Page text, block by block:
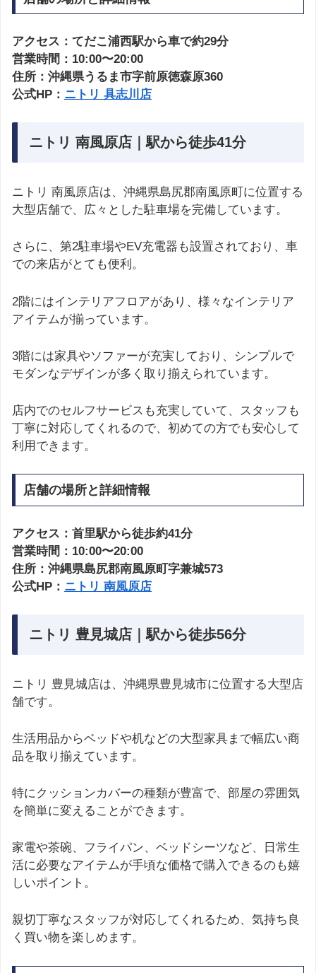
アクセス：てだこ浦西駅から車で約29分
営業時間：10:00〜20:00
住所：沖縄県うるま市字前原徳森原360
公式HP： ニトリ 具志川店
ニトリ 南風原店｜駅から徒歩41分
ニトリ 南風原店は、沖縄県島尻郡南風原町に位置する
大型店舗で、広々とした駐車場を完備しています。
さらに、第2駐車場やEV充電器も設置されており、車
での来店がとても便利。
2階にはインテリアフロアがあり、様々なインテリア
アイテムが揃っています。
3階には家具やソファーが充実しており、シンプルで
モダンなデザインが多く取り揃えられています。
店内でのセルフサービスも充実していて、スタッフも
丁寧に対応してくれるので、初めての方でも安心して
利用できます。
店舗の場所と詳細情報
アクセス：首里駅から徒歩約41分
営業時間：10:00〜20:00
住所：沖縄県島尻郡南風原町字兼城573
公式HP： ニトリ 南風原店
ニトリ 豊見城店｜駅から徒歩56分
ニトリ 豊見城店は、沖縄県豊見城市に位置する大型店
舗です。
生活用品からベッドや机などの大型家具まで幅広い商
品を取り揃えています。
特にクッションカバーの種類が豊富で、部屋の雰囲気
を簡単に変えることができます。
家電や茶碗、フライパン、ベッドシーツなど、日常生
活に必要なアイテムが手頃な価格で購入できるのも嬉
しいポイント。
親切丁寧なスタッフが対応してくれるため、気持ち良
く買い物を楽しめます。